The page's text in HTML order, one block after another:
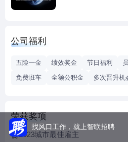
家级和72项省级科技创新项目；获
冰轮环境加快推进国际化进程，以
亚、英国、美国、南非和越南。
有核心竞争能力、深受员工爱戴、
一流跨国公司。
公司福利
五险一金 绩效奖金 节日福利
免费班车
全额公积金 多次晋升机
荣获奖项
2023城市最佳雇主
找风口工作，就上智联招聘